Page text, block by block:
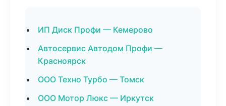
ИП Диск Профи — Кемерово
Автосервис Автодом Профи —
Красноярск
ООО Техно Турбо — Томск
ООО Мотор Люкс — Иркутск